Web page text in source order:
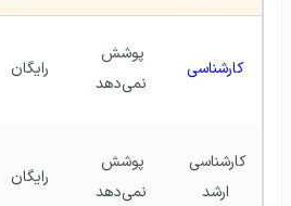
کارشناسی
نمی‌دهد
رایگان
ارشد
نمی‌دهد
رایگان